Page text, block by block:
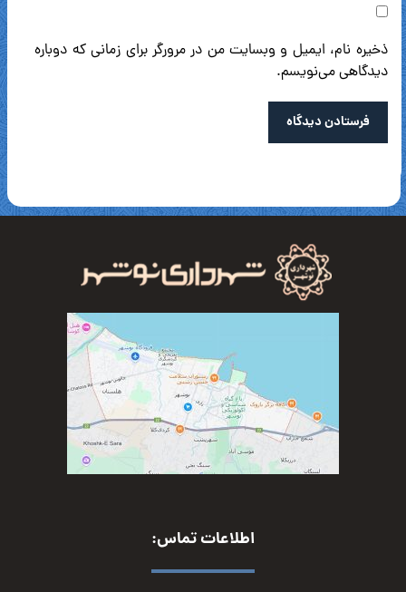
ذخیره نام، ایمیل و وبسایت من در مرورگر برای زمانی که دوباره
دیدگاهی می‌نویسم.
فرستادن دیدگاه
اطلاعات تماس: